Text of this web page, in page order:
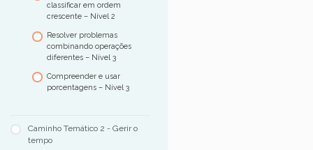
classificar em ordem
crescente – Nível 2
Resolver problemas
combinando operações
diferentes – Nível 3
Compreender e usar
porcentagens – Nível 3
Caminho Temático 2 - Gerir o
tempo